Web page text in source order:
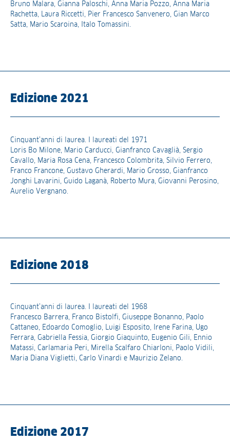
Bruno Malara, Gianna Paloschi, Anna Maria Pozzo, Anna Maria
Rachetta, Laura Riccetti, Pier Francesco Sanvenero, Gian Marco
Satta, Mario Scaroina, Italo Tomassini.
Edizione 2021
Cinquant’anni di laurea. I laureati del 1971
Loris Bo Milone, Mario Carducci, Gianfranco Cavaglià, Sergio
Cavallo, Maria Rosa Cena, Francesco Colombrita, Silvio Ferrero,
Franco Francone, Gustavo Gherardi, Mario Grosso, Gianfranco
Jonghi Lavarini, Guido Laganà, Roberto Mura, Giovanni Perosino,
Aurelio Vergnano.
Edizione 2018
Cinquant’anni di laurea. I laureati del 1968
Francesco Barrera, Franco Bistolfi, Giuseppe Bonanno, Paolo
Cattaneo, Edoardo Comoglio, Luigi Esposito, Irene Farina, Ugo
Ferrara, Gabriella Fessia, Giorgio Giaquinto, Eugenio Gili, Ennio
Matassi, Carlamaria Peri, Mirella Scalfaro Chiarloni, Paolo Vidili,
Maria Diana Viglietti, Carlo Vinardi e Maurizio Zelano.
Edizione 2017